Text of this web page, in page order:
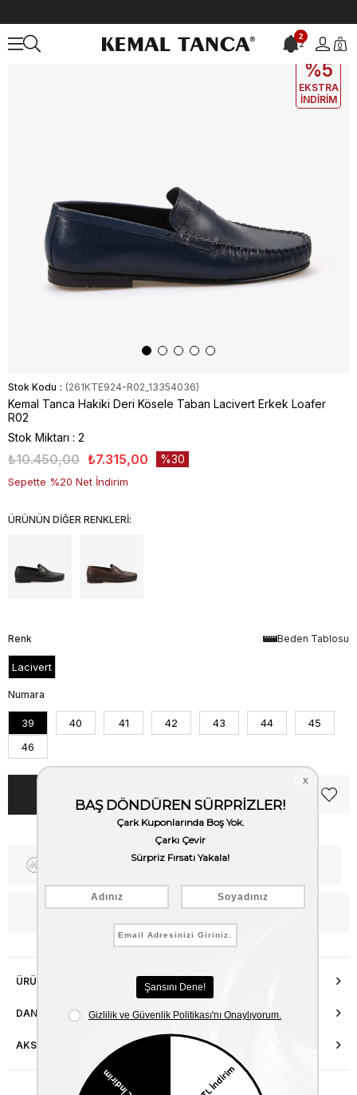
2
2 0
EKLE5
%5
EKSTRA
İNDİRİM
Stok Kodu (261KTE924-R02_13354036)
Kemal Tanca Hakiki Deri Kösele Taban Lacivert Erkek Loafer
R02
Stok Miktarı : 2
₺10.450,00 ₺7.315,00 30
Sepette %20 Net İndirim
ÜRÜNÜN DİĞER RENKLERİ:
Beden Tablosu
Renk
Lacivert
Numara
39 40 41 42 43 44
45
46
Fiyat Düşünce Haber Ver
WhatsApp’tan Bilgi Al
ÜRÜN ÖZELLIKLERI
DANIŞMA HATTI
AKSESUAR ONARIMI